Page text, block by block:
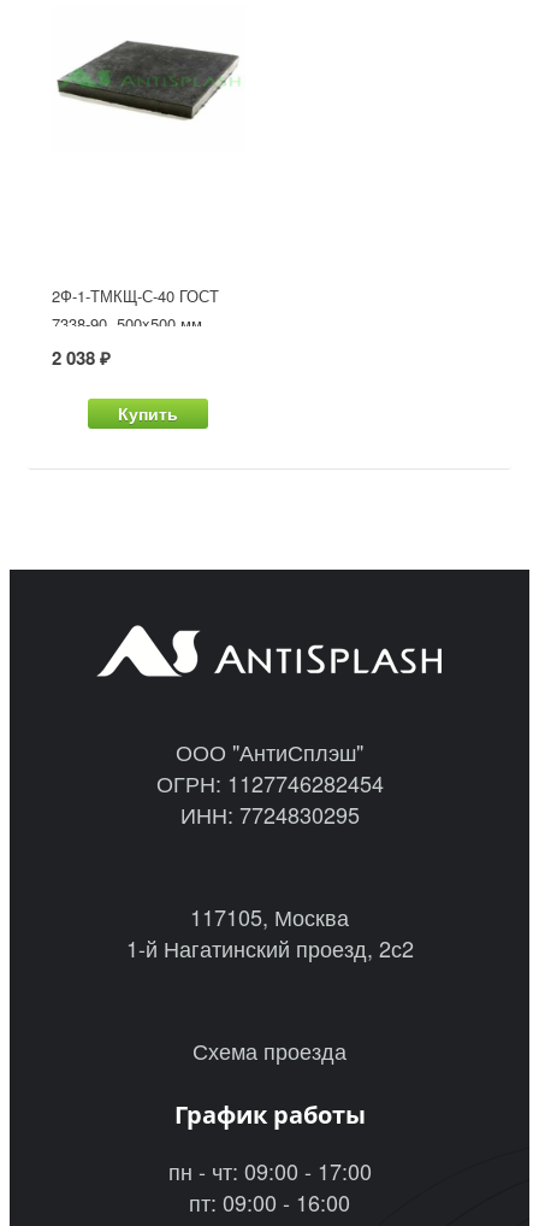
2Ф-1-ТМКЩ-С-40 ГОСТ
7338-90, 500x500 мм
2 038 ₽
Купить
ООО "АнтиСплэш"
ОГРН: 1127746282454
ИНН: 7724830295
117105, Москва
1-й Нагатинский проезд, 2с2
Схема проезда
График работы
пн - чт: 09:00 - 17:00
пт: 09:00 - 16:00